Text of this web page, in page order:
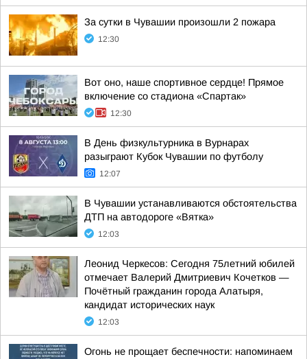
За сутки в Чувашии произошли 2 пожара
12:30
Вот оно, наше спортивное сердце! Прямое
включение со стадиона «Спартак»
12:30
В День физкультурника в Вурнарах
разыграют Кубок Чувашии по футболу
12:07
В Чувашии устанавливаются обстоятельства
ДТП на автодороге «Вятка»
12:03
Леонид Черкесов: Сегодня 75летний юбилей
отмечает Валерий Дмитриевич Кочетков —
Почётный гражданин города Алатыря,
кандидат исторических наук
12:03
Огонь не прощает беспечности: напоминаем